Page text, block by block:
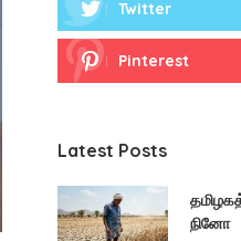
Twitter
Pinterest
Latest Posts
நினோ